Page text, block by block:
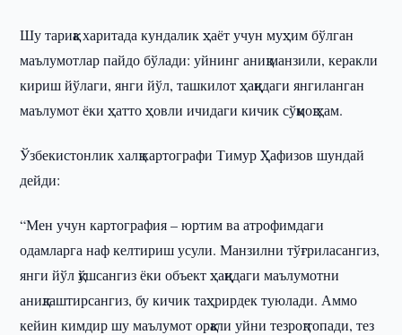
Шу тариқа харитада кундалик ҳаёт учун муҳим бўлган
маълумотлар пайдо бўлади: уйнинг аниқ манзили, керакли
кириш йўлаги, янги йўл, ташкилот ҳақидаги янгиланган
маълумот ёки ҳатто ҳовли ичидаги кичик сўқмоқ ҳам.
Ўзбекистонлик халқ картографи Тимур Ҳафизов шундай
дейди:
“Мен учун картография – юртим ва атрофимдаги
одамларга наф келтириш усули. Манзилни тўғриласангиз,
янги йўл қўшсангиз ёки объект ҳақидаги маълумотни
аниқлаштирсангиз, бу кичик таҳрирдек туюлади. Аммо
кейин кимдир шу маълумот орқали уйни тезроқ топади, тез